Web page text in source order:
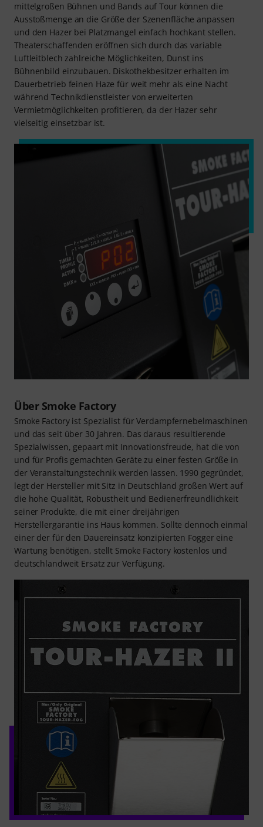
mittelgroßen Bühnen und Bands auf Tour können die
Ausstoßmenge an die Größe der Szenenfläche anpassen
und den Hazer bei Platzmangel einfach hochkant stellen.
Theaterschaffenden eröffnen sich durch das variable
Luftleitblech zahlreiche Möglichkeiten, Dunst ins
Bühnenbild einzubauen. Diskothekbesitzer erhalten im
Dauerbetrieb feinen Haze für weit mehr als eine Nacht
während Technikdienstleister von erweiterten
Vermietmöglichkeiten profitieren, da der Hazer sehr
vielseitig einsetzbar ist.
Über Smoke Factory
Smoke Factory ist Spezialist für Verdampfernebelmaschinen
und das seit über 30 Jahren. Das daraus resultierende
Spezialwissen, gepaart mit Innovationsfreude, hat die von
und für Profis gemachten Geräte zu einer festen Größe in
der Veranstaltungstechnik werden lassen. 1990 gegründet,
legt der Hersteller mit Sitz in Deutschland großen Wert auf
die hohe Qualität, Robustheit und Bedienerfreundlichkeit
seiner Produkte, die mit einer dreijährigen
Herstellergarantie ins Haus kommen. Sollte dennoch einmal
einer der für den Dauereinsatz konzipierten Fogger eine
Wartung benötigen, stellt Smoke Factory kostenlos und
deutschlandweit Ersatz zur Verfügung.